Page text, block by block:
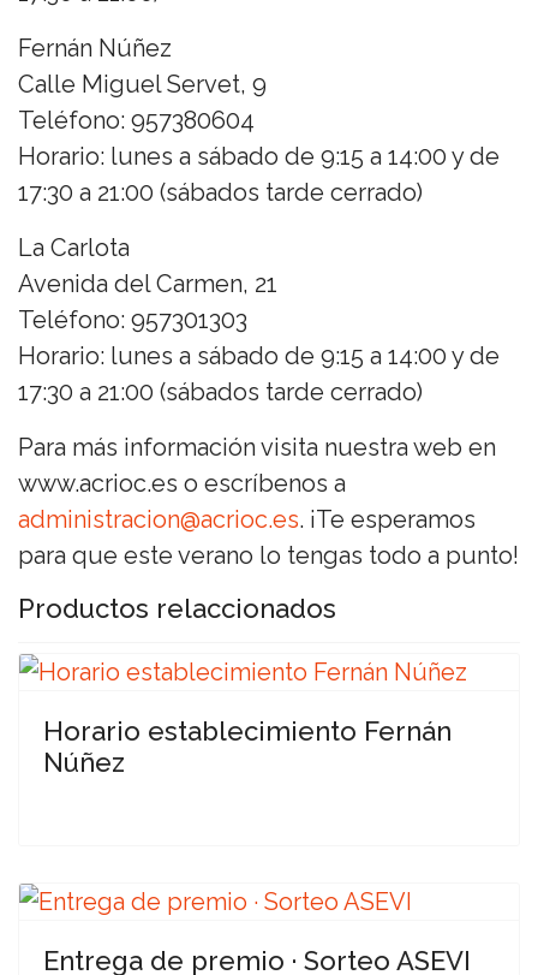
Fernán Núñez
Calle Miguel Servet, 9
Teléfono: 957380604
Horario: lunes a sábado de 9:15 a 14:00 y de
17:30 a 21:00 (sábados tarde cerrado)
La Carlota
Avenida del Carmen, 21
Teléfono: 957301303
Horario: lunes a sábado de 9:15 a 14:00 y de
17:30 a 21:00 (sábados tarde cerrado)
Para más información visita nuestra web en
www.acrioc.es o escríbenos a
administracion@acrioc.es. ¡Te esperamos
para que este verano lo tengas todo a punto!
Productos relaccionados
Horario establecimiento Fernán
Núñez
Entrega de premio · Sorteo ASEVI